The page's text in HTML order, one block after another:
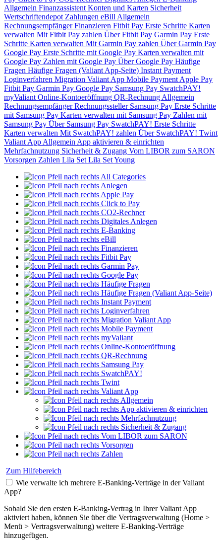
Allgemein Finanzassistent Konten und Karten Sicherheit
Wertschriftendepot Zahlungen eBill Allgemein
RechnungsempfängerFinanzieren Fitbit Pay Erste Schritte Karten
verwalten Mit Fitbit Pay zahlen Über Fitbit Pay Garmin Pay Erste
Schritte Karten verwalten Mit Garmin Pay zahlen Über Garmin Pay
Google Pay Erste Schritte mit Google Pay Karten verwalten mit
Google Pay Zahlen mit Google Pay Über Google Pay Häufige
Fragen Häufige Fragen (Valiant App-Seite) Instant Payment
Loginverfahren Migration Valiant App Mobile Payment Apple Pay
Fitbit Pay Garmin Pay Google Pay Samsung Pay SwatchPAY!
myValiant Online-Kontoeröffnung QR-Rechnung Allgemein
RechnungsempfängerRechnungssteller Samsung Pay Erste Schritte
mit Samsung Pay Karten verwalten mit Samsung Pay Zahlen mit
Samsung Pay Über Samsung Pay SwatchPAY! Erste Schritte
Karten verwalten Mit SwatchPAY! zahlen Über SwatchPAY! Twint
Valiant App Allgemein App aktivieren & einrichten
Mehrfachnutzung Sicherheit & Zugang Vom LIBOR zum SARON
Vorsorgen Zahlen Lila Set Lila Set Young
All Categories
Anlegen
Apple Pay
Click to Pay
CO2-Rechner
Digitales Anlegen
E-Banking
eBill
Finanzieren
Fitbit Pay
Garmin Pay
Google Pay
Häufige Fragen
Häufige Fragen (Valiant App-Seite)
Instant Payment
Loginverfahren
Migration Valiant App
Mobile Payment
myValiant
Online-Kontoeröffnung
QR-Rechnung
Samsung Pay
SwatchPAY!
Twint
Valiant App
Allgemein
App aktivieren & einrichten
Mehrfachnutzung
Sicherheit & Zugang
Vom LIBOR zum SARON
Vorsorgen
Zahlen
Zum Hilfebereich
Wie verwalte ich mehrere E-Banking-Verträge in der Valiant
App?
Sobald Sie den ersten E-Banking-Vertrag in Ihrer Valiant App
aktiviert haben, können Sie über die Vertragsverwaltung (Home >
Menü > Vertragsverwaltung) weitere E-Banking-Verträge
hinzugefügen.